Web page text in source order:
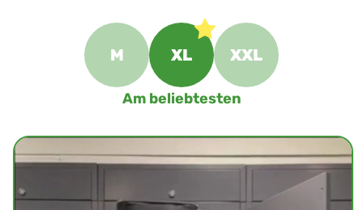
M XL XXL
Am beliebtesten